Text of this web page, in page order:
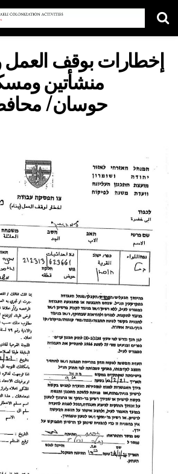
إخطارات بوقف العمل
منشأتين
حوسان/